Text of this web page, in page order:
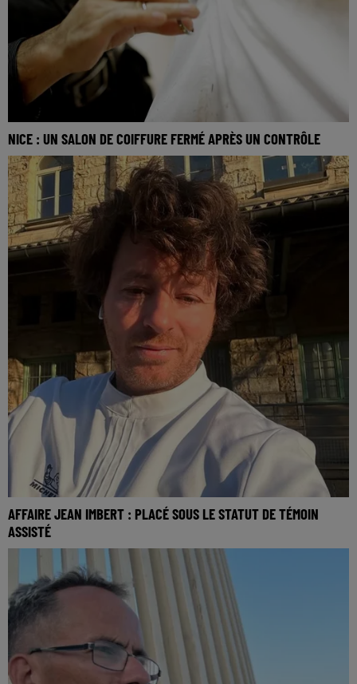
NICE : UN SALON DE COIFFURE FERMÉ APRÈS UN CONTRÔLE
AFFAIRE JEAN IMBERT : PLACÉ SOUS LE STATUT DE TÉMOIN
ASSISTÉ